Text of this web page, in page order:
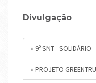
Divulgação
» 9º SNT - SOLIDÁRIO
» PROJETO